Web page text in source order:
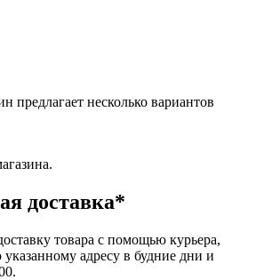
предлагает несколько вариантов
доставка*
товара с помощью курьера,
адресу в будние дни и